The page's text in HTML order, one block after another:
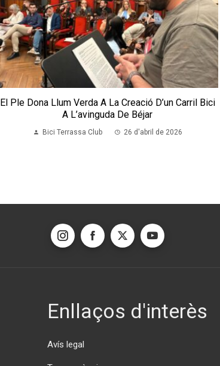
El Ple Dona Llum Verda A La Creació D’un Carril Bici
A L’avinguda De Béjar
Bici Terrassa Club 26 d'abril de 2026
Enllaços d'interès
Avís legal